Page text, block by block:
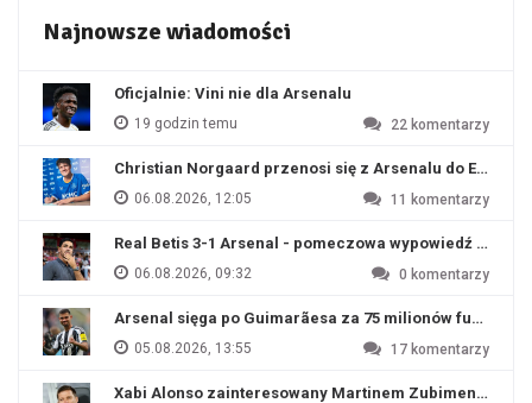
Najnowsze wiadomości
Oficjalnie: Vini nie dla Arsenalu
19 godzin temu 22 komentarzy
Christian Norgaard przenosi się z Arsenalu do
06.08.2026, 12:05 11 komentarzy
Real Betis 3-1 Arsenal - pomeczowa wypowiedź Artety
06.08.2026, 09:32 0 komentarzy
Arsenal sięga po Guimarãesa za 75 milionów funtów
05.08.2026, 13:55 17 komentarzy
Xabi Alonso zainteresowany Martinem Zubimendim